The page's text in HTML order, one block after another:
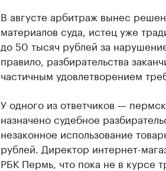
В августе арбитраж вынес
материалов суда, истец уже
до 50 тысяч рублей за
правило, разбирательства
частичным удовлетворением
У одного из ответчиков —
назначено судебное
незаконное использование
рублей. Директор интернет-
РБК Пермь, что пока не в курсе